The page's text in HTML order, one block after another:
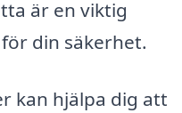
är en viktig
din säkerhet.
kan hjälpa dig att